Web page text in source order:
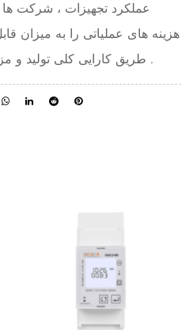
عملکرد تجهیزات ، شرکت ها
هزینه های عملیاتی را به میزان
طریق کارایی کلی تولید و مزایای اقتصادی را بهبود بخشند .